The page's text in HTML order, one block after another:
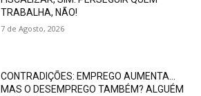
TRABALHA, NÃO!
7 de Agosto, 2026
CONTRADIÇÕES: EMPREGO AUMENTA…
MAS O DESEMPREGO TAMBÉM? ALGUÉM